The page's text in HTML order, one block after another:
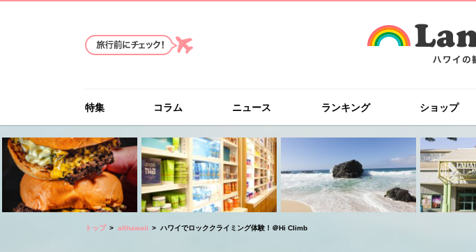
特集 コラム ニュース ランキング ショップ
トップ allhawaii ハワイでロッククライミング体験！＠Hi Climb